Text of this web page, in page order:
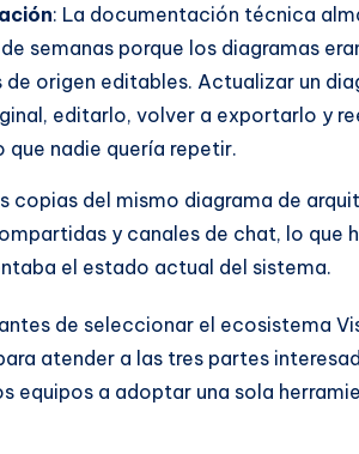
: La documentación técnica
semanas porque los diagramas
origen editables. Actualizar un
editarlo, volver a exportarlo y
que nadie quería repetir.
copias del mismo diagrama de
y canales de chat, lo que
el estado actual del sistema.
de seleccionar el ecosistema
atender a las tres partes
equipos a adoptar una sola